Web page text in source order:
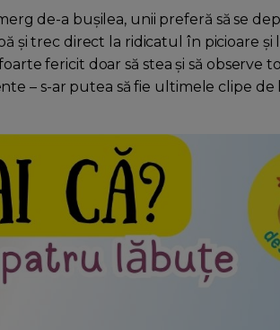
de-a bușilea, unii preferă să se
și trec direct la ridicatul în picioare și
fericit doar să stea și să observe
– s-ar putea să fie ultimele clipe de